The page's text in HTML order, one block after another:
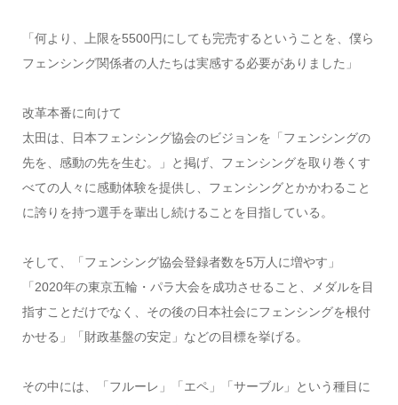
「何より、上限を5500円にしても完売するということを、僕ら
フェンシング関係者の人たちは実感する必要がありました」
改革本番に向けて
太田は、日本フェンシング協会のビジョンを「フェンシングの
先を、感動の先を生む。」と掲げ、フェンシングを取り巻くす
べての人々に感動体験を提供し、フェンシングとかかわること
に誇りを持つ選手を輩出し続けることを目指している。
そして、「フェンシング協会登録者数を5万人に増やす」
「2020年の東京五輪・パラ大会を成功させること、メダルを目
指すことだけでなく、その後の日本社会にフェンシングを根付
かせる」「財政基盤の安定」などの目標を挙げる。
その中には、「フルーレ」「エペ」「サーブル」という種目に